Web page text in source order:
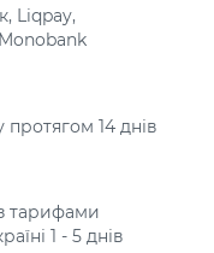
Liqpay,
14 днів
тарифами
1 - 5 днів